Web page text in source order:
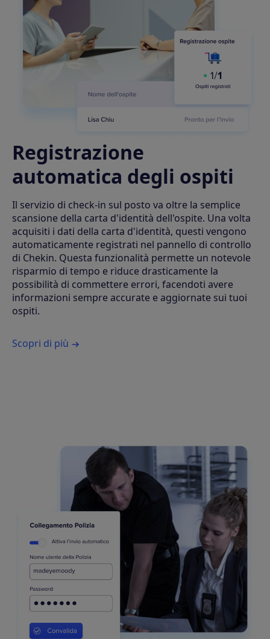
Registrazione
automatica degli ospiti
Il servizio di check-in sul posto va oltre la semplice
scansione della carta d'identità dell'ospite. Una volta
acquisiti i dati della carta d'identità, questi vengono
automaticamente registrati nel pannello di controllo
di Chekin. Questa funzionalità permette un notevole
risparmio di tempo e riduce drasticamente la
possibilità di commettere errori, facendoti avere
informazioni sempre accurate e aggiornate sui tuoi
ospiti.
Scopri di più